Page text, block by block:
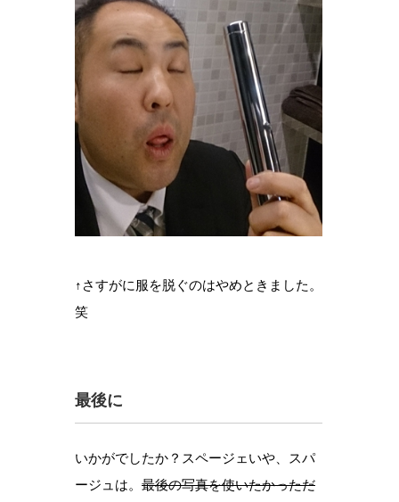
↑さすがに服を脱ぐのはやめときました。
笑
最後に
いかがでしたか？スページェいや、スパ
ージュは。 最後の写真を使いたかっただ